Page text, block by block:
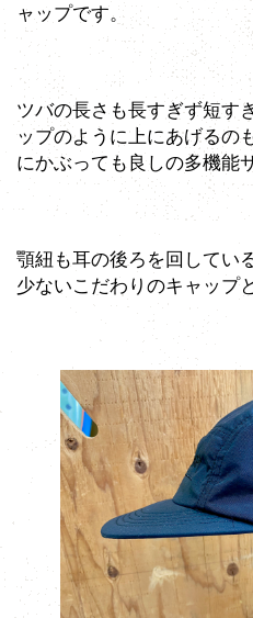
ャップです。
ツバの長さも長すぎず短す
ップのように上にあげるの
にかぶっても良しの多機能
顎紐も耳の後ろを回してい
少ないこだわりのキャップ